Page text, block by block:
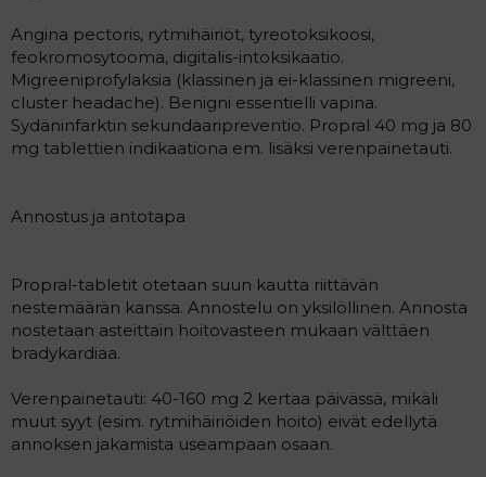
Angina pectoris, rytmihäiriöt, tyreotoksikoosi,
feokromosytooma, digitalis-intoksikaatio.
Migreeniprofylaksia (klassinen ja ei-klassinen migreeni,
cluster headache). Benigni essentielli vapina.
Sydäninfarktin sekundaaripreventio. Propral 40 mg ja 80
mg tablettien indikaationa em. lisäksi verenpainetauti.
Annostus ja antotapa
Propral-tabletit otetaan suun kautta riittävän
nestemäärän kanssa. Annostelu on yksilöllinen. Annosta
nostetaan asteittain hoitovasteen mukaan välttäen
bradykardiaa.
Verenpainetauti: 40-160 mg 2 kertaa päivässä, mikäli
muut syyt (esim. rytmihäiriöiden hoito) eivät edellytä
annoksen jakamista useampaan osaan.